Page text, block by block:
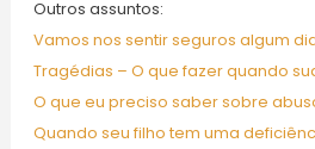
Outros assuntos:
Vamos nos sentir seguros algum
Tragédias – O que fazer quando
O que eu preciso saber sobre
Quando seu filho tem uma